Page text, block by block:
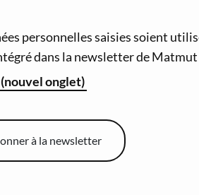
personnelles saisies soient
dans la newsletter de
onglet)
à la newsletter